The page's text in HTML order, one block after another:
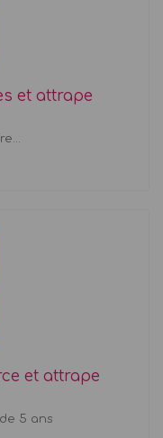
et attrape
et attrape
5 ans